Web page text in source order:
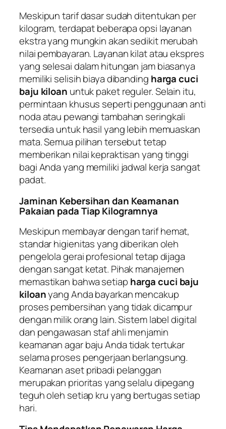
Meskipun tarif dasar sudah ditentukan per
kilogram, terdapat beberapa opsi layanan
ekstra yang mungkin akan sedikit merubah
nilai pembayaran. Layanan kilat atau ekspres
yang selesai dalam hitungan jam biasanya
memiliki selisih biaya dibanding harga cuci
baju kiloan untuk paket reguler. Selain itu,
permintaan khusus seperti penggunaan anti
noda atau pewangi tambahan seringkali
tersedia untuk hasil yang lebih memuaskan
mata. Semua pilihan tersebut tetap
memberikan nilai kepraktisan yang tinggi
bagi Anda yang memiliki jadwal kerja sangat
padat.
Jaminan Kebersihan dan Keamanan
Pakaian pada Tiap Kilogramnya
Meskipun membayar dengan tarif hemat,
standar higienitas yang diberikan oleh
pengelola gerai profesional tetap dijaga
dengan sangat ketat. Pihak manajemen
memastikan bahwa setiap harga cuci baju
kiloanyang Anda bayarkan mencakup
proses pembersihan yang tidak dicampur
dengan milik orang lain. Sistem label digital
dan pengawasan staf ahli menjamin
keamanan agar baju Anda tidak tertukar
selama proses pengerjaan berlangsung.
Keamanan aset pribadi pelanggan
merupakan prioritas yang selalu dipegang
teguh oleh setiap kru yang bertugas setiap
hari.